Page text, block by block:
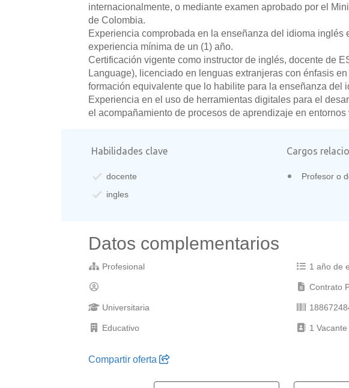
internacionalmente, o mediante examen aprobado por el
de Colombia.
Experiencia comprobada en la enseñanza del idioma inglés
experiencia mínima de un (1) año.
Certificación vigente como instructor de inglés, docente de
Language), licenciado en lenguas extranjeras con énfasis
formación equivalente que lo habilite para la enseñanza del
Experiencia en el uso de herramientas digitales para el
el acompañamiento de procesos de aprendizaje en entornos
Habilidades clave
docente
ingles
Cargos
Profesor o
Datos complementarios
Profesional
Universitaria
Educativo
1 año de
Contrato
1 Vacante
Compartir oferta